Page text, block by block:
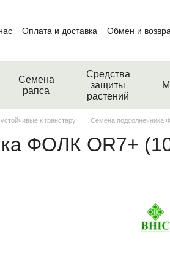
Оплата и доставка Обмен и
Семена
рапса
Средства
защиты
растений
к гранстару Семена подсолнечника
ФОЛК OR7+